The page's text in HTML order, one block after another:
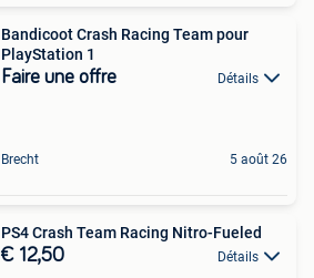
Bandicoot Crash Racing Team pour
PlayStation 1
Faire une offre Détails
Brecht 5 août 26
PS4 Crash Team Racing Nitro-Fueled
€ 12,50 Détails